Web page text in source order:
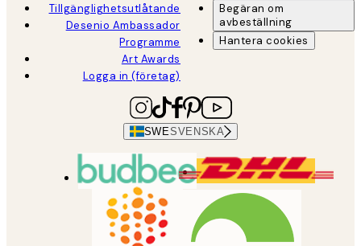
Tillgänglighetsutlåtande
Desenio Ambassador
Programme
Art Awards
Logga in (företag)
Begäran om
avbeställning
Hantera cookies
SWESVENSKA